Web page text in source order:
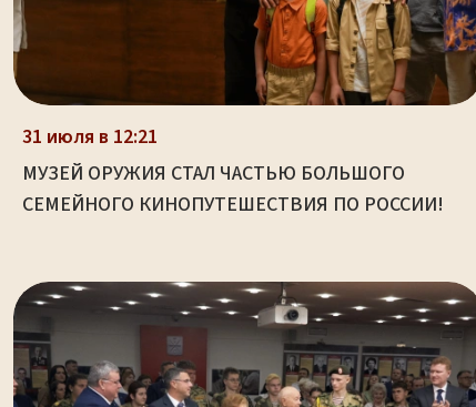
31 июля в 12:21
МУЗЕЙ ОРУЖИЯ СТАЛ ЧАСТЬЮ БОЛЬШОГО
СЕМЕЙНОГО КИНОПУТЕШЕСТВИЯ ПО РОССИИ!